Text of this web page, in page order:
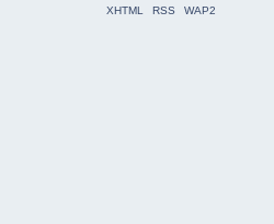
XHTML
RSS WAP2